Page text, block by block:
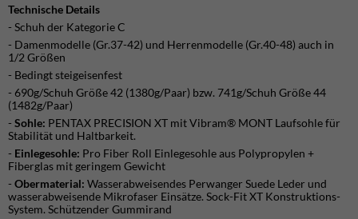
Technische Details
- Schuh der Kategorie C
- Damenmodelle (Gr.37-42) und Herrenmodelle (Gr.40-48) auch in
1/2 Größen
- Bedingt steigeisenfest
- 690g/Schuh Größe 42 (1380g/Paar) bzw. 741g/Schuh Größe 44
(1482g/Paar)
- Sohle: PENTAX PRECISION XT mit Vibram® MONT Laufsohle für
Stabilität und Haltbarkeit.
- Einlegesohle: Pro Fiber Roll Einlegesohle aus Polypropylen +
Fiberglas mit geringem Gewicht
- Obermaterial: Wasserabweisendes Perwanger Suede Leder und
wasserabweisende Mikrofaser Einsätze. Sock-Fit XT Konstruktions-
System. Schützender Gummirand